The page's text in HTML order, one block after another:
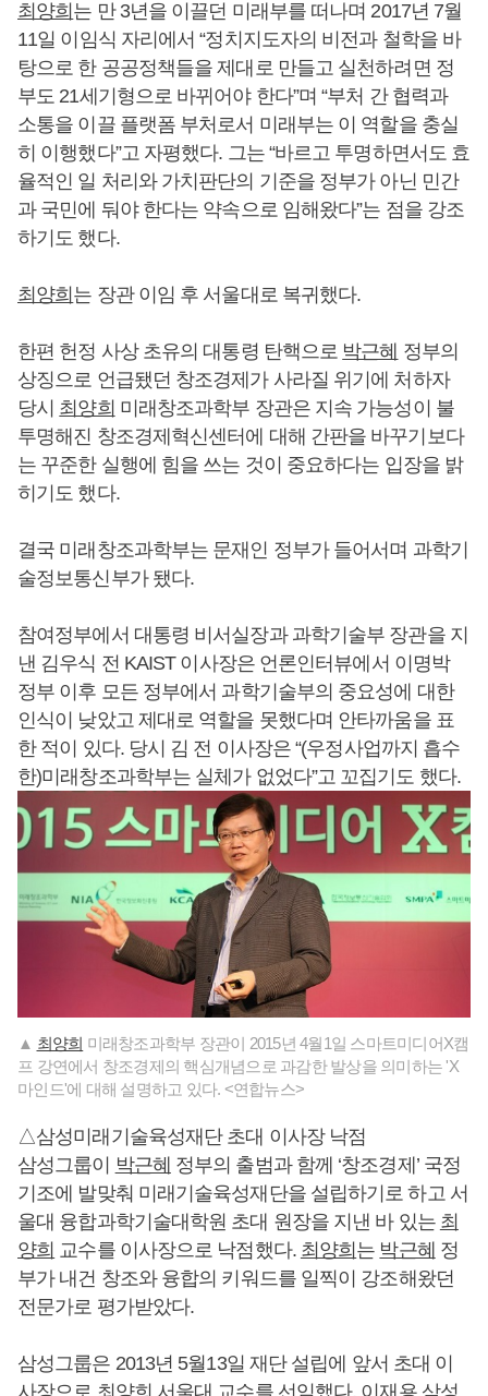
최양희 는 만 3년을 이끌던 미래부를 떠나며 2017년 7월
11일 이임식 자리에서 “정치지도자의 비전과 철학을 바
탕으로 한 공공정책들을 제대로 만들고 실천하려면 정
부도 21세기형으로 바뀌어야 한다”며 “부처 간 협력과
소통을 이끌 플랫폼 부처로서 미래부는 이 역할을 충실
히 이행했다”고 자평했다. 그는 “바르고 투명하면서도 효
율적인 일 처리와 가치판단의 기준을 정부가 아닌 민간
과 국민에 둬야 한다는 약속으로 임해왔다”는 점을 강조
하기도 했다.
최양희 는 장관 이임 후 서울대로 복귀했다.
한편 헌정 사상 초유의 대통령 탄핵으로 박근혜 정부의
상징으로 언급됐던 창조경제가 사라질 위기에 처하자
당시 최양희 미래창조과학부 장관은 지속 가능성이 불
투명해진 창조경제혁신센터에 대해 간판을 바꾸기보다
는 꾸준한 실행에 힘을 쓰는 것이 중요하다는 입장을 밝
히기도 했다.
결국 미래창조과학부는 문재인 정부가 들어서며 과학기
술정보통신부가 됐다.
참여정부에서 대통령 비서실장과 과학기술부 장관을 지
낸 김우식 전 KAIST 이사장은 언론인터뷰에서 이명박
정부 이후 모든 정부에서 과학기술부의 중요성에 대한
인식이 낮았고 제대로 역할을 못했다며 안타까움을 표
한 적이 있다. 당시 김 전 이사장은 “(우정사업까지 흡수
한)미래창조과학부는 실체가 없었다”고 꼬집기도 했다.
▲ 최양희 미래창조과학부 장관이 2015년 4월1일 스마트미디어X캠
프 강연에서 창조경제의 핵심개념으로 과감한 발상을 의미하는 'X
마인드'에 대해 설명하고 있다. <연합뉴스>
△삼성미래기술육성재단 초대 이사장 낙점
삼성그룹이
박근혜 정부의 출범과 함께 ‘창조경제’ 국정
기조에 발맞춰 미래기술육성재단을 설립하기로 하고 서
울대 융합과학기술대학원 초대 원장을 지낸 바 있는 최
양희 교수를 이사장으로 낙점했다. 최양희 는 박근혜 정
부가 내건 창조와 융합의 키워드를 일찍이 강조해왔던
전문가로 평가받았다.
삼성그룹은 2013년 5월13일 재단 설립에 앞서 초대 이
사장으로 최양희 서울대 교수를 선임했다. 이재용삼성